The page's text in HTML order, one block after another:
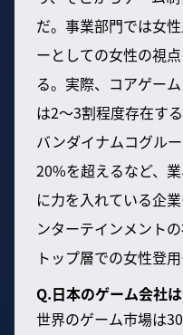
だ。事業部門では女
ーとしての女性の視
る。実際、コアゲー
は2〜3割程度存在する
バンダイナムコグル
20%を超えるなど、
に力を入れている企
ンターテインメント
トップ層での女性登
Q.日本のゲーム会社
世界のゲーム市場は